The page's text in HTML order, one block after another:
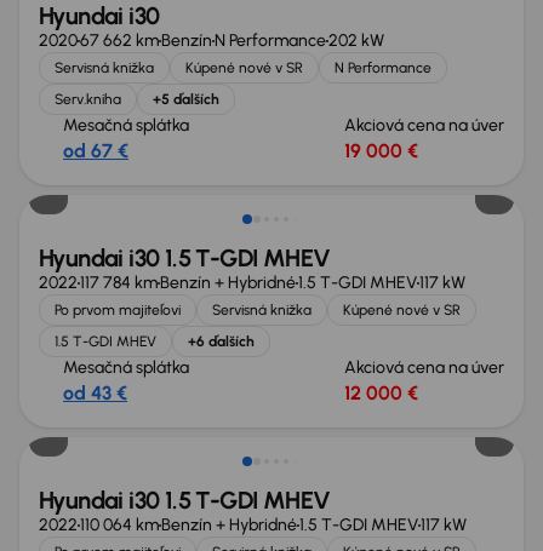
Hyundai i30
202067 662 kmBenzín N Performance202 kW
Servisná knižka Kúpené nové v SR
N Performance
Serv.kniha
+5 ďalších
Mesačná splátka
od 67 €
Akciová cena na úver
19 000 €
Nové v ponuke
Hyundai i30 1.5 T-GDI MHEV
2022117 784 kmBenzín + Hybridné1.5 T-GDI MHEV117 kW
Po prvom majiteľovi Servisná knižka
Kúpené nové v SR
1.5 T-GDI MHEV
+6 ďalších
Mesačná splátka
od 43 €
Akciová cena na úver
12 000 €
Nové v ponuke
Hyundai i30 1.5 T-GDI MHEV
2022110 064 kmBenzín + Hybridné1.5 T-GDI MHEV117 kW